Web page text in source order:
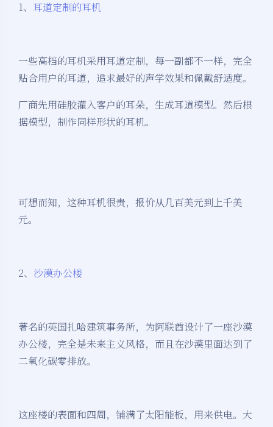
1、 耳道定制的耳机
一些高档的耳机采用耳道定制，每一副都不一样，完全
贴合用户的耳道，追求最好的声学效果和佩戴舒适度。
厂商先用硅胶灌入客户的耳朵，生成耳道模型。然后根
据模型，制作同样形状的耳机。
可想而知，这种耳机很贵，报价从几百美元到上千美
元。
2、 沙漠办公楼
著名的英国扎哈建筑事务所，为阿联酋设计了一座沙漠
办公楼，完全是未来主义风格，而且在沙漠里面达到了
二氧化碳零排放。
这座楼的表面和四周，铺满了太阳能板，用来供电。大